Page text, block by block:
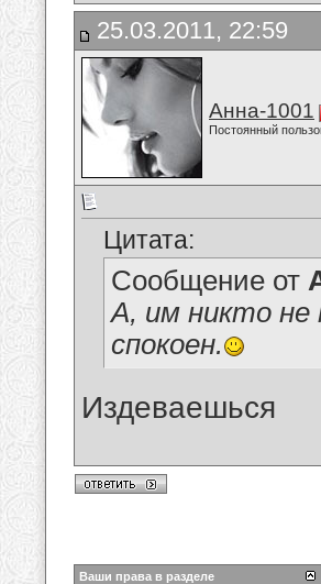
25.03.2011, 22:59
Анна-1001
Постоянный
Цитата:
Сообщение от
А, им никто не
спокоен.
Издеваешься
Ваши права в разделе